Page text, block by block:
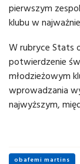
pierwszym
klubu w
W rubryce Stats
potwierdzenie
młodzieżowym
wprowadzania
najwyższym,
obafemi martins